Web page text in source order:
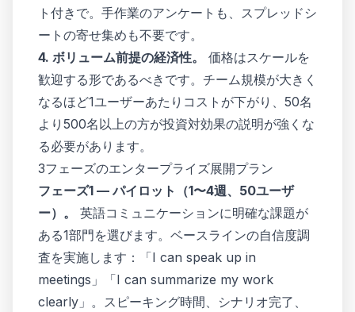
ト付きで。手作業のアンケートも、スプレッドシ
ートの寄せ集めも不要です。
4. ボリューム前提の経済性。
価格はスケールを
歓迎する形であるべきです。チーム規模が大きく
なるほど1ユーザーあたりコストが下がり、50名
より500名以上の方が投資対効果の説明が強くな
る必要があります。
3フェーズのエンタープライズ展開プラン
フェーズ1 — パイロット（1〜4週、50ユーザ
ー）。
英語コミュニケーションに明確な課題が
ある1部門を選びます。ベースラインの自信度調
査を実施します：「I can speak up in
meetings」「I can summarize my work
clearly」。スピーキング時間、シナリオ完了、